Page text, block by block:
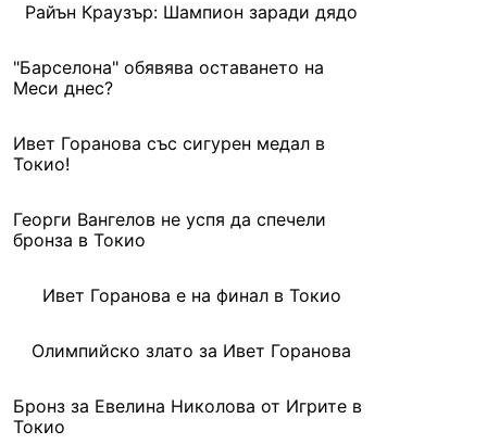
Райън Краузър: Шампион заради дядо
"Барселона" обявява оставането на
Меси днес?
Ивет Горанова със сигурен медал в
Токио!
Георги Вангелов не успя да спечели
бронза в Токио
Ивет Горанова е на финал в Токио
Олимпийско злато за Ивет Горанова
Бронз за Евелина Николова от Игрите в
Токио